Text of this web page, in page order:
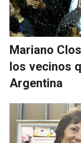
Mariano
los vecinos
Argentina